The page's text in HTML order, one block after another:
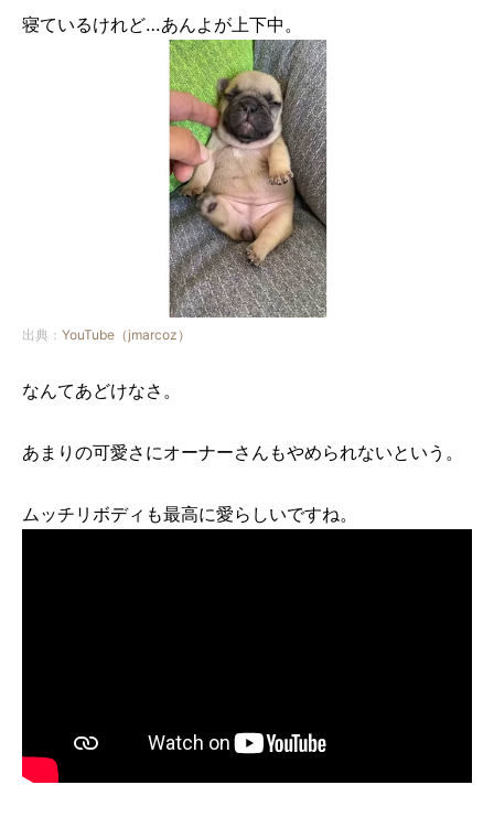
寝ているけれど…あんよが上下中。
出典： YouTube（jmarcoz）
なんてあどけなさ。
あまりの可愛さにオーナーさんもやめられないという。
ムッチリボディも最高に愛らしいですね。